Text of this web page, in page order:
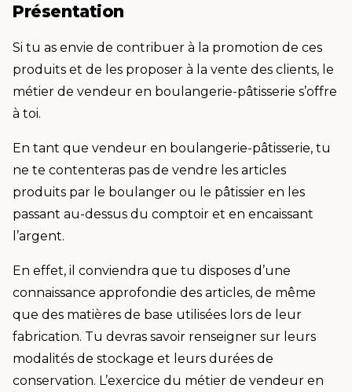
Présentation
Si tu as envie de contribuer à la promotion de ces
produits et de les proposer à la vente des clients, le
métier de vendeur en boulangerie-pâtisserie s’offre
à toi.
En tant que vendeur en boulangerie-pâtisserie, tu
ne te contenteras pas de vendre les articles
produits par le boulanger ou le pâtissier en les
passant au-dessus du comptoir et en encaissant
l’argent.
En effet, il conviendra que tu disposes d’une
connaissance approfondie des articles, de même
que des matières de base utilisées lors de leur
fabrication. Tu devras savoir renseigner sur leurs
modalités de stockage et leurs durées de
conservation. L’exercice du métier de vendeur en